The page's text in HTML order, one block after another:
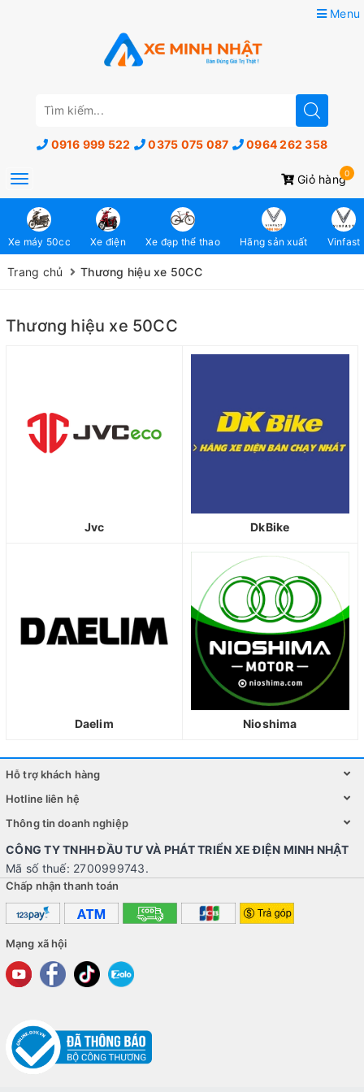
Menu
0916 999 522 0375 075 087 0964 262 358
Giỏ hàng0
Toggle
navigation
Xe máy 50cc Xe điện Xe đạp thể thao Hãng sản xuất Vinfast
Trang chủ Thương hiệu xe 50CC
Thương hiệu xe 50CC
Jvc DkBike
Daelim Nioshima
Hỗ trợ khách hàng
Hotline liên hệ
Thông tin doanh nghiệp
CÔNG TY TNHH ĐẦU TƯ VÀ PHÁT TRIỂN XE ĐIỆN MINH NHẬT
Mã số thuế: 2700999743.
Chấp nhận thanh toán
Mạng xã hội